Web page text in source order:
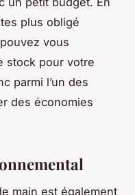
plus obligé
vous
stock pour votre
parmi l’un des
des économies
main est également